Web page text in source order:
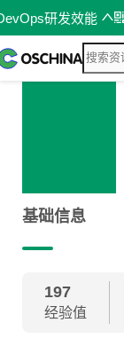
研发效能
基础信息
197
经验值